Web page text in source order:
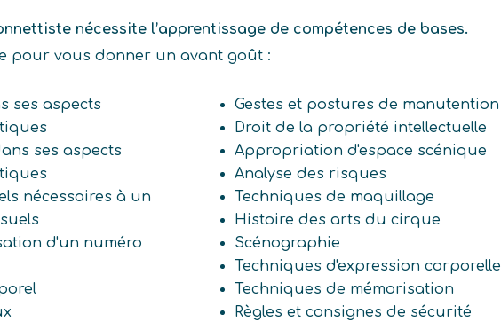
nécessite l’apprentissage de compétences de bases.
pour vous donner un avant goût :
ses aspects
ses aspects
nécessaires à un
d'un numéro
Gestes et postures de manutention
Droit de la propriété intellectuelle
Appropriation d'espace scénique
Analyse des risques
Techniques de maquillage
Histoire des arts du cirque
Scénographie
Techniques d'expression corporelle
Techniques de mémorisation
Règles et consignes de sécurité